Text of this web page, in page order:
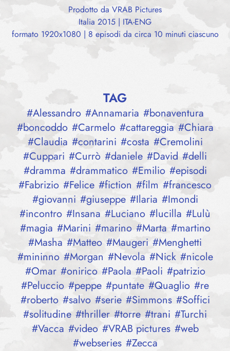
Prodotto da VRAB Pictures
Italia 2015 | ITA-ENG
formato 1920x1080 | 8 episodi da circa 10 minuti ciascuno
TAG
#Alessandro #Annamaria #bonaventura
#boncoddo #Carmelo #cattareggia #Chiara
#Claudia #contarini #costa #Cremolini
#Cuppari #Currò #daniele #David #delli
#dramma #drammatico #Emilio #episodi
#Fabrizio #Felice #fiction #film #francesco
#giovanni #giuseppe #Ilaria #Imondi
#incontro #Insana #Luciano #lucilla #Lulù
#magia #Marini #marino #Marta #martino
#Masha #Matteo #Maugeri #Menghetti
#mininno #Morgan #Nevola #Nick #nicole
#Omar #onirico #Paola #Paoli #patrizio
#Peluccio #peppe #puntate #Quaglio #re
#roberto #salvo #serie #Simmons #Soffici
#solitudine #thriller #torre #trani #Turchi
#Vacca #video #VRAB pictures #web
#webseries #Zecca